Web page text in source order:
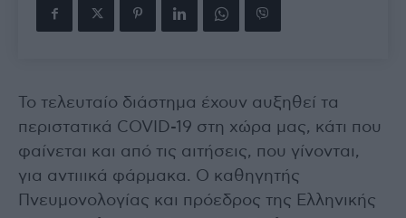
Το τελευταίο διάστημα έχουν αυξηθεί τα
περιστατικά COVID-19 στη χώρα μας, κάτι που
φαίνεται και από τις αιτήσεις, που γίνονται,
για αντιιικά φάρμακα. Ο καθηγητής
Πνευμονολογίας και πρόεδρος της Ελληνικής